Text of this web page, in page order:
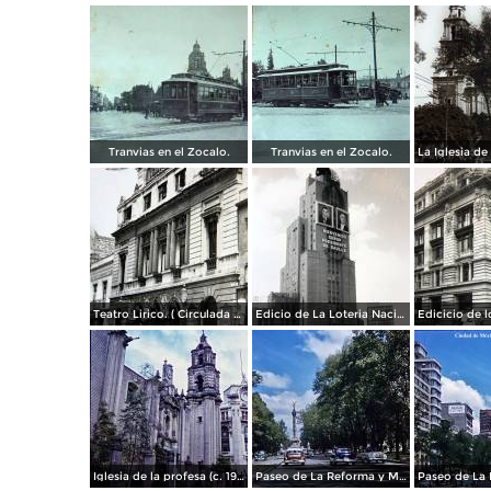
Tranvias en el Zocalo. Tranvias en el Zocalo.
Teatro Lirico. ( Circulada el 1 de Agosto de 1926 ). Edicio de La Loteria Nacional Ciudad de México Abril de 1964
Iglesia de la profesa (c. 1950) Paseo de La Reforma y Mto a La Independencia 1950 Paseo de La